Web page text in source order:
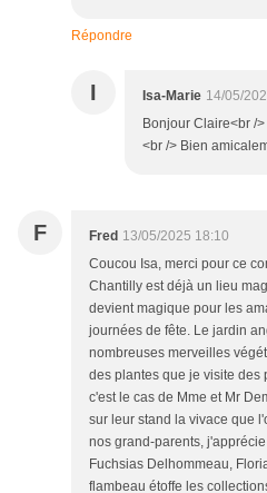
Répondre
I Isa-Marie 14/05/
Bonjour Claire<br /
<br /> Bien
F Fred 13/05/2025 18:10
Coucou Isa, merci pour ce
Chantilly est déjà un lieu
devient magique pour les
journées de fête. Le jardin
nombreuses merveilles
des plantes que je visite des
c'est le cas de Mme et Mr
sur leur stand la vivace que
nos grand-parents,
Fuchsias Delhommeau,
flambeau étoffe les